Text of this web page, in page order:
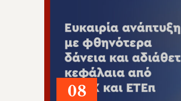
08